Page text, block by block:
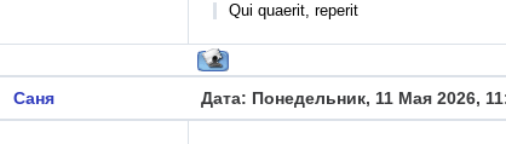
Qui quaerit, reperit
Саня Дата: Понедельник, 11 Мая 2026,